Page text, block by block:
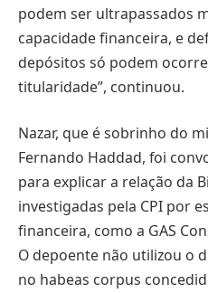
podem ser ultrapassados
capacidade financeira, e
depósitos só podem
titularidade”, continuou.
Nazar, que é sobrinho do
Fernando Haddad, foi
para explicar a relação da
investigadas pela CPI por
financeira, como a GAS
O depoente não utilizou o
no habeas corpus